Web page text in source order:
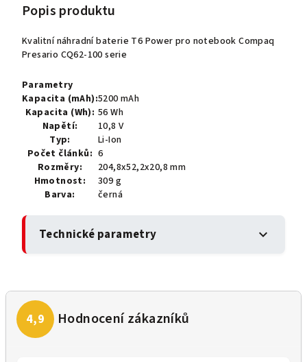
Popis produktu
Kvalitní náhradní baterie T6 Power pro notebook Compaq
Presario CQ62-100 serie
Parametry
Kapacita (mAh):5200 mAh
Kapacita (Wh): 56 Wh
Napětí:
10,8 V
Typ:
Li-Ion
Počet článků: 6
Rozměry:
204,8x52,2x20,8 mm
Hmotnost:
309 g
Barva:
černá
Technické parametry expand_more